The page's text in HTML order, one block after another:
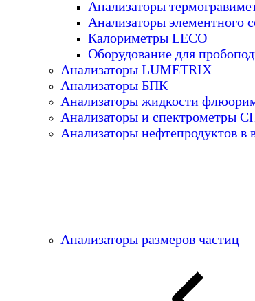
Анализаторы
Анализаторы элементного
Калориметры LECO
Оборудование для
Анализаторы LUMETRIX
Анализаторы БПК
Анализаторы жидкости
Анализаторы и
Анализаторы нефтепродуктов в
Анализаторы размеров частиц